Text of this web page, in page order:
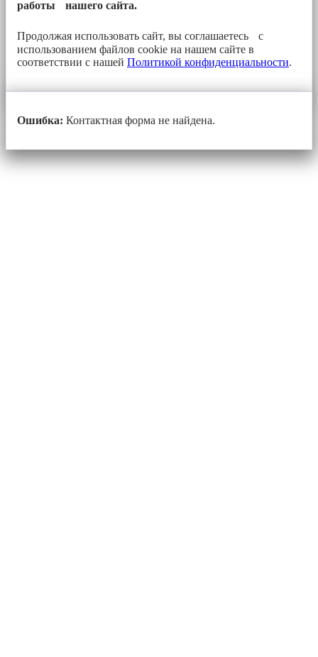
работы нашего сайта.
Продолжая использовать сайт, вы соглашаетесь с
использованием файлов cookie на нашем сайте в
соответствии с нашей Политикой конфиденциальности.
Ошибка: Контактная форма не найдена.